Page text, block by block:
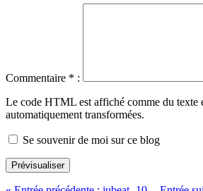
Commentaire * :
Le code HTML est affiché comme du texte
automatiquement transformées.
Se souvenir de moi sur ce blog
Prévisualiser